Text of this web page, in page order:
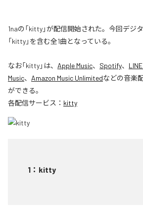
1naの「kitty」が配信開始された。今回デジ
「kitty」を含む全1曲となっている。
なお「kitty」は、 Apple Music、 Spotify、
Music、 Amazon Music Unlimitedなどの音楽
ができる。
各配信サービス： kitty
1 ： kitty